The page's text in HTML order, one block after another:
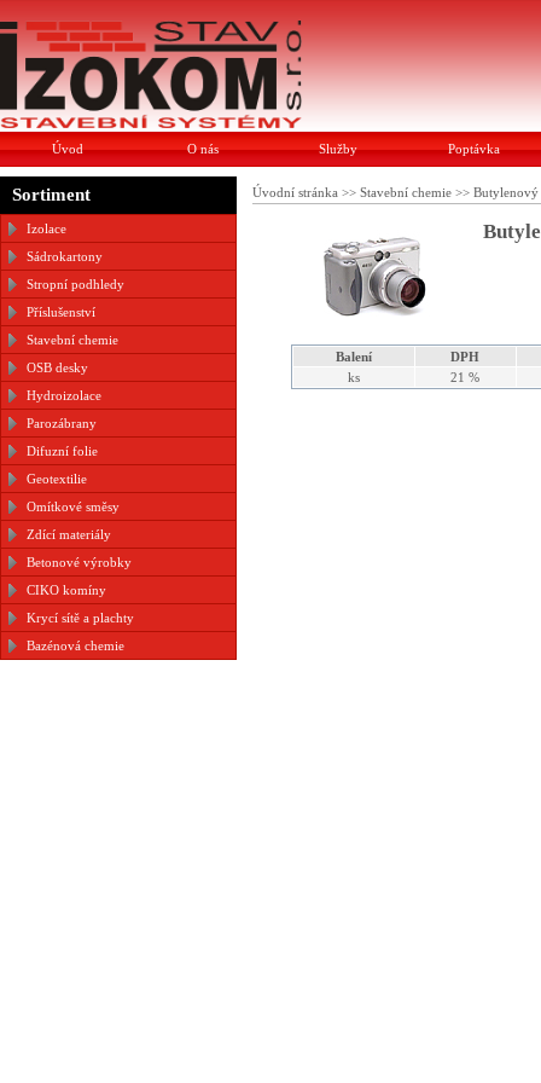
Úvod O nás Služby Poptávka
Sortiment
Izolace
Sádrokartony
Stropní podhledy
Příslušenství
Stavební chemie
OSB desky
Hydroizolace
Parozábrany
Difuzní folie
Geotextilie
Omítkové směsy
Zdící materiály
Betonové výrobky
CIKO komíny
Krycí sítě a plachty
Bazénová chemie
Úvodní stránka >> Stavební chemie >>
Balení
DPH
ks
21 %